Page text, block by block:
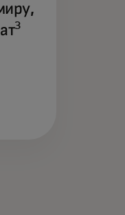
3